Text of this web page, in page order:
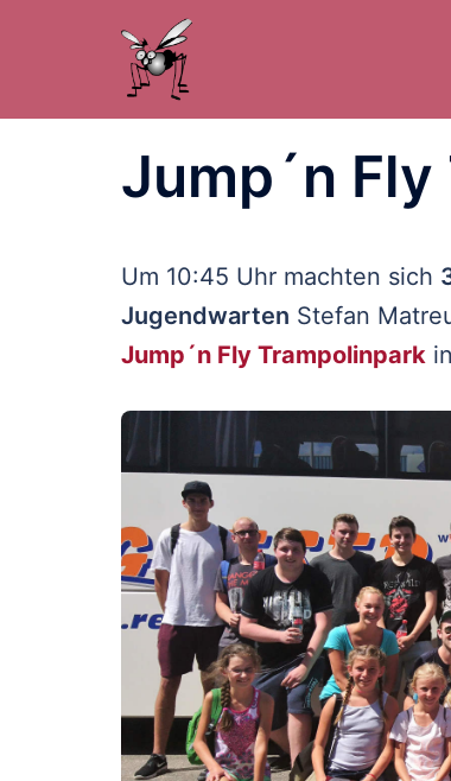
Jump´n
Um 10:45 Uhr machten sich
Jugendwarten Stefan
Jump´n Fly Trampolinpark